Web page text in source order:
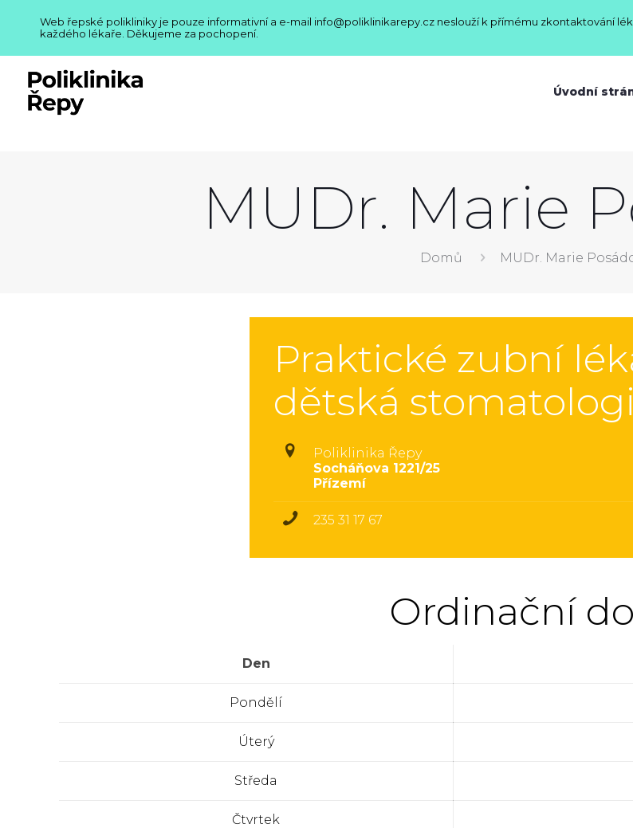
Úvodní
MUDr. Marie
Domů MUDr. Marie
Praktické zubní
dětská
Poliklinika Řepy
Socháňova 1221/25
Přízemí
235 31 17 67
Ordinační
Den
Pondělí
Úterý
Středa
Čtvrtek
Web řepské polikliniky je pouze informativní a e-mail info@poliklinikarepy.cz neslouží k přímému zkontaktování
každého lékaře. Děkujeme za pochopení.